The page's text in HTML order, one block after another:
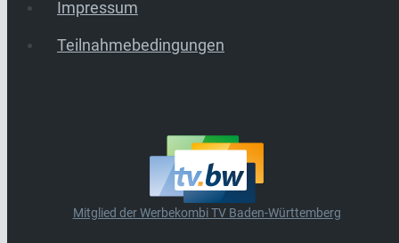
Impressum
Teilnahmebedingungen
Mitglied der Werbekombi TV Baden-Württemberg